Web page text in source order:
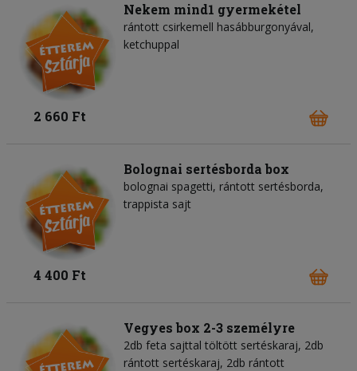
Nekem mind1 gyermekétel
rántott csirkemell hasábburgonyával,
ketchuppal
2 660 Ft
Bolognai sertésborda box
bolognai spagetti, rántott sertésborda,
trappista sajt
4 400 Ft
Vegyes box 2-3 személyre
2db feta sajttal töltött sertéskaraj, 2db
rántott sertéskaraj, 2db rántott